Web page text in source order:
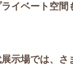
イベート空間
示場では、さ